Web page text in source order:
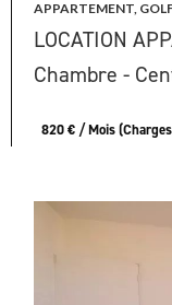
APPARTEMENT,
LOCATION
Chambre -
820 € / Mois